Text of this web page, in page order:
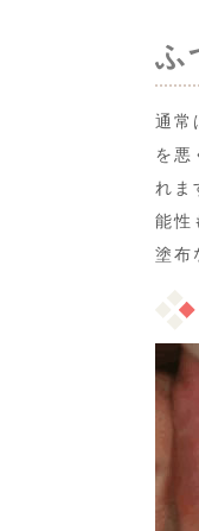
ふ
通常
を悪
れま
能性
塗布